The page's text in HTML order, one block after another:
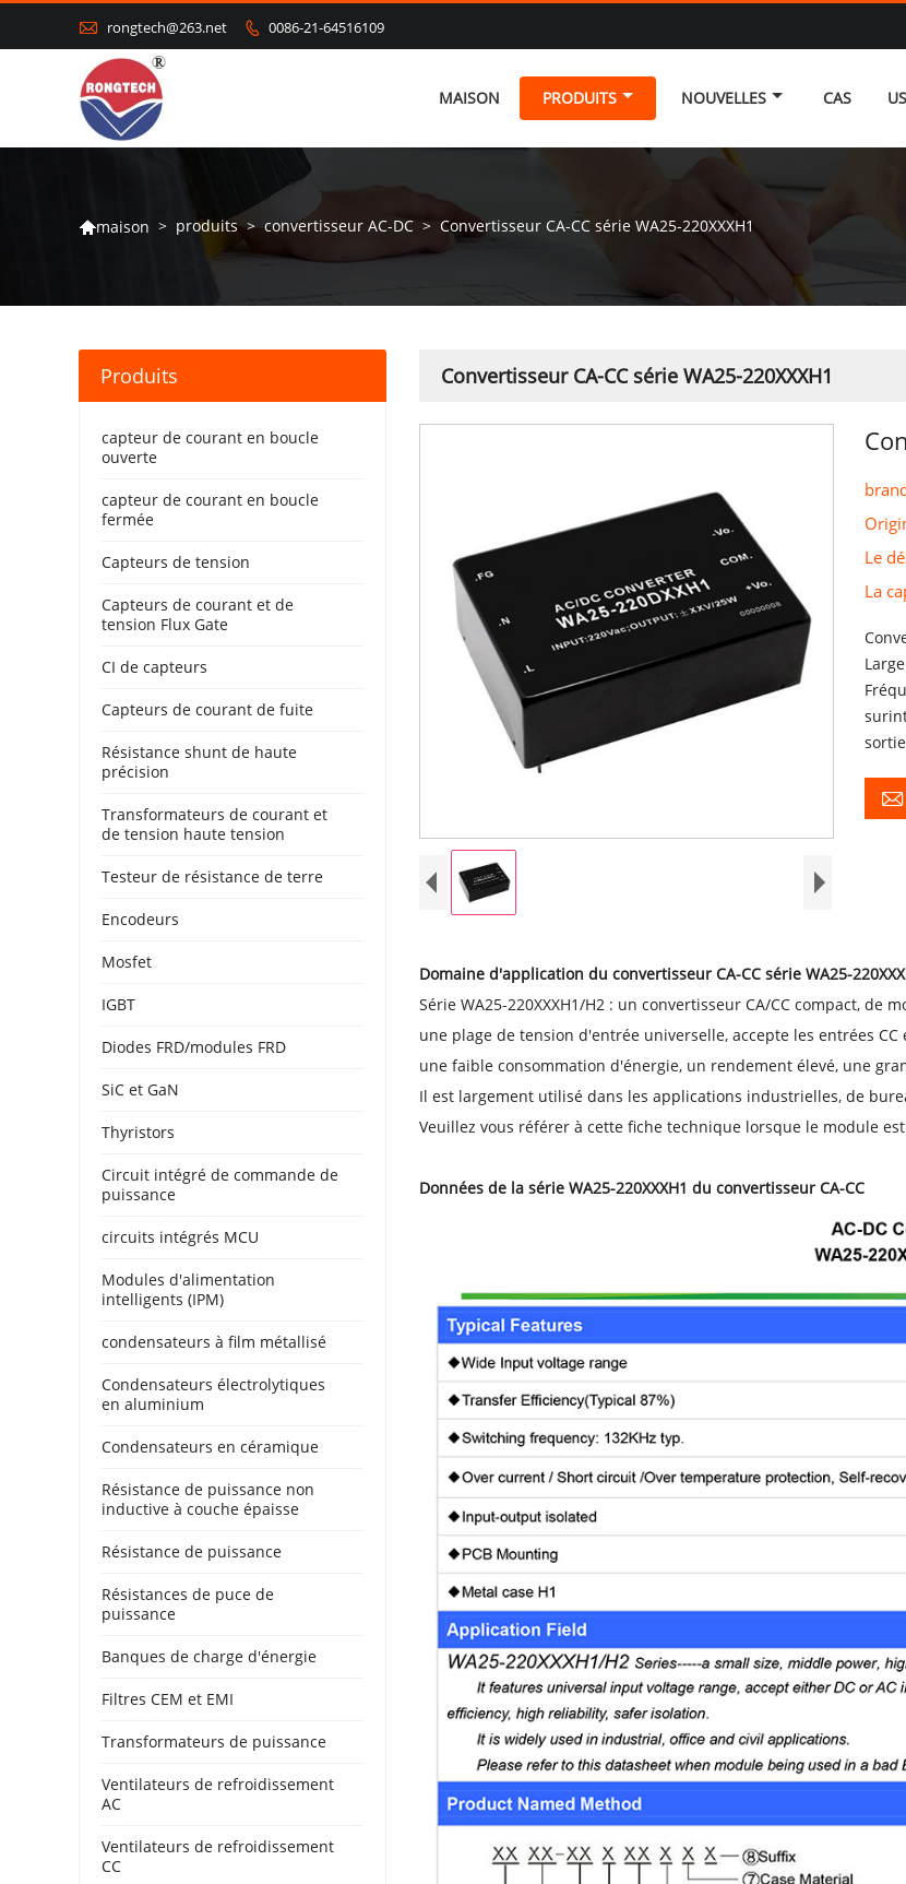
 rongtech@263.net  0086-21-64516109
MAISON PRODUITS NOUVELLES CAS
maison > produits > convertisseur AC-DC > Convertisseur CA-CC série WA25-220XXXH1
Convertisseur CA-CC série WA25-220XXXH1
Le
La

Domaine d'application du convertisseur CA-CC série WA25-
Série WA25-220XXXH1/H2 : un convertisseur CA/CC compact,
une plage de tension d'entrée universelle, accepte les entrées
une faible consommation d'énergie, un rendement élevé, une
Il est largement utilisé dans les applications industrielles, de
Veuillez vous référer à cette fiche technique lorsque le module
Données de la série WA25-220XXXH1 du convertisseur CA-CC
Produits
capteur de courant en boucle
ouverte
capteur de courant en boucle
fermée
Capteurs de tension
Capteurs de courant et de
tension Flux Gate
CI de capteurs
Capteurs de courant de fuite
Résistance shunt de haute
précision
Transformateurs de courant et
de tension haute tension
Testeur de résistance de terre
Encodeurs
Mosfet
IGBT
Diodes FRD/modules FRD
SiC et GaN
Thyristors
Circuit intégré de commande de
puissance
circuits intégrés MCU
Modules d'alimentation
intelligents (IPM)
condensateurs à film métallisé
Condensateurs électrolytiques
en aluminium
Condensateurs en céramique
Résistance de puissance non
inductive à couche épaisse
Résistance de puissance
Résistances de puce de
puissance
Banques de charge d'énergie
Filtres CEM et EMI
Transformateurs de puissance
Ventilateurs de refroidissement
AC
Ventilateurs de refroidissement
CC